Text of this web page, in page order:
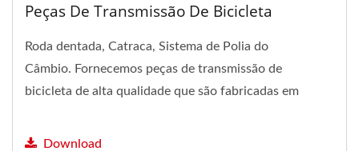
Peças De Transmissão De Bicicleta
Roda dentada, Catraca, Sistema de Polia do
Câmbio. Fornecemos peças de transmissão de
bicicleta de alta qualidade que são fabricadas em
Download